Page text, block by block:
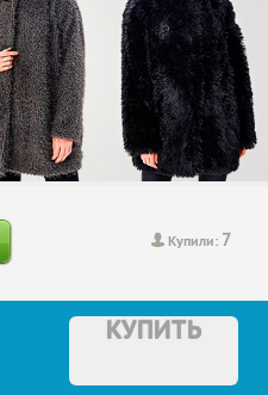
Купили: 7
КУПИТЬ